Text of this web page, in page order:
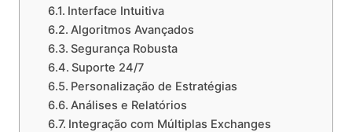
Interface Intuitiva
Algoritmos Avançados
Segurança Robusta
Suporte 24/7
Personalização de Estratégias
Análises e Relatórios
Integração com Múltiplas Exchanges